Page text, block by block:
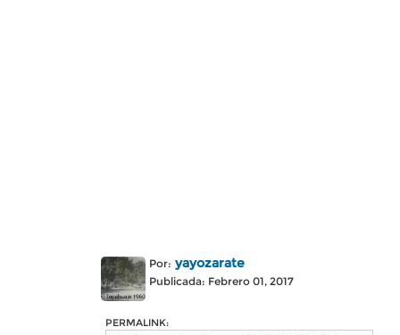
Por: yayozarate
Publicada: Febrero 01, 2017
PERMALINK: